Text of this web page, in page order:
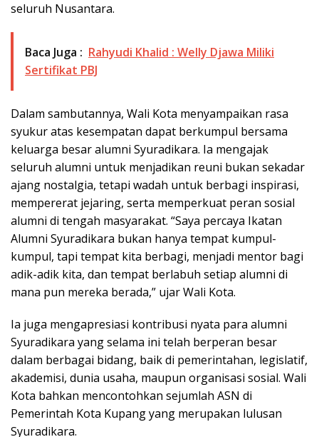
seluruh Nusantara.
Baca Juga : Rahyudi Khalid : Welly Djawa Miliki
Sertifikat PBJ
Dalam sambutannya, Wali Kota menyampaikan rasa
syukur atas kesempatan dapat berkumpul bersama
keluarga besar alumni Syuradikara. Ia mengajak
seluruh alumni untuk menjadikan reuni bukan sekadar
ajang nostalgia, tetapi wadah untuk berbagi inspirasi,
mempererat jejaring, serta memperkuat peran sosial
alumni di tengah masyarakat. “Saya percaya Ikatan
Alumni Syuradikara bukan hanya tempat kumpul-
kumpul, tapi tempat kita berbagi, menjadi mentor bagi
adik-adik kita, dan tempat berlabuh setiap alumni di
mana pun mereka berada,” ujar Wali Kota.
Ia juga mengapresiasi kontribusi nyata para alumni
Syuradikara yang selama ini telah berperan besar
dalam berbagai bidang, baik di pemerintahan, legislatif,
akademisi, dunia usaha, maupun organisasi sosial. Wali
Kota bahkan mencontohkan sejumlah ASN di
Pemerintah Kota Kupang yang merupakan lulusan
Syuradikara.